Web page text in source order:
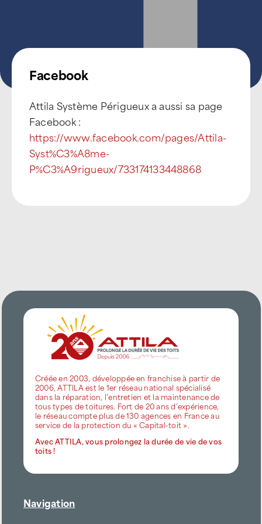
Facebook
Attila Système Périgueux a aussi sa page
Facebook :
https://www.facebook.com/pages/Attila-
Syst%C3%A8me-
P%C3%A9rigueux/733174133448868
Créée en 2003, développée en franchise à partir de
2006, ATTILA est le 1er réseau national spécialisé
dans la réparation, l’entretien et la maintenance de
tous types de toitures. Fort de 20 ans d’expérience,
le réseau compte plus de 130 agences en France au
service de la protection du « Capital-toit ».
Avec ATTILA, vous prolongez la durée de vie de vos
toits !
Navigation